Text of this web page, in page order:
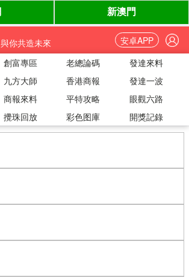
與你共造未來
安卓APP
創富專區 老總論碼
發達來料
九方大師 香港商報
發達一波
商報來料 平特攻略
眼觀六路
攪珠回放 彩色图庫 開獎記錄